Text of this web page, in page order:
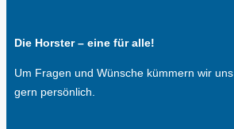
Die Horster – eine für alle!
Um Fragen und Wünsche kümmern wir uns
gern persönlich.